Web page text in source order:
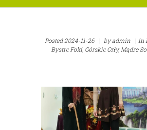
Posted2024-11-26 | byadmin | in
Bystre Foki, Górskie Orły,Mądre